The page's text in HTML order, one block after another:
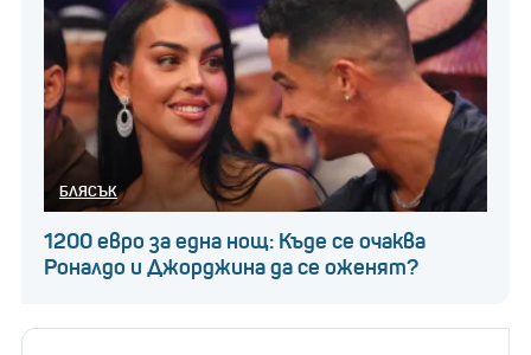
БЛЯСЪК
1200 евро за една нощ: Къде се очаква
Роналдо и Джорджина да се оженят?